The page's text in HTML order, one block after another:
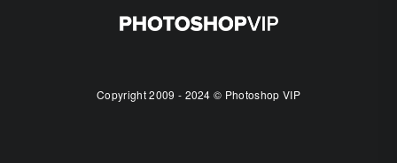
Copyright 2009 - 2024 © Photoshop VIP